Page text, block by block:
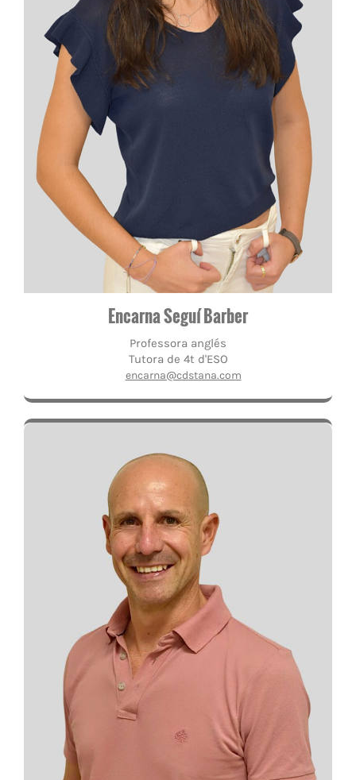
Encarna Seguí Barber
Professora anglés
Tutora de 4t d'ESO
encarna@cdstana.com